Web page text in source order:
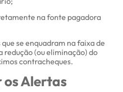
na fonte pagadora
se enquadram na faixa de
redução (ou eliminação) do
contracheques.
os Alertas